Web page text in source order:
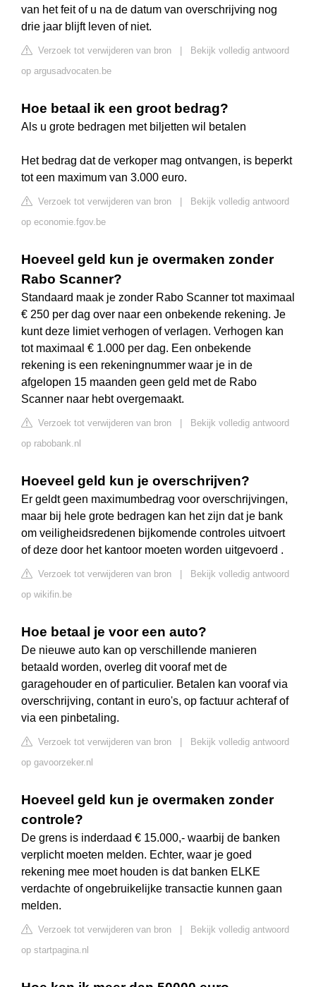
van het feit of u na de datum van overschrijving nog
drie jaar blijft leven of niet.
Verzoek tot verwijderen van bron
Bekijk volledig antwoord
op argusadvocaten.be
Hoe betaal ik een groot bedrag?
Als u grote bedragen met biljetten wil betalen
Het bedrag dat de verkoper mag ontvangen, is beperkt
tot een maximum van 3.000 euro.
Verzoek tot verwijderen van bron
Bekijk volledig antwoord
op economie.fgov.be
Hoeveel geld kun je overmaken zonder
Rabo Scanner?
Standaard maak je zonder Rabo Scanner tot maximaal
€ 250 per dag over naar een onbekende rekening. Je
kunt deze limiet verhogen of verlagen. Verhogen kan
tot maximaal € 1.000 per dag. Een onbekende
rekening is een rekeningnummer waar je in de
afgelopen 15 maanden geen geld met de Rabo
Scanner naar hebt overgemaakt.
Verzoek tot verwijderen van bron
Bekijk volledig antwoord
op rabobank.nl
Hoeveel geld kun je overschrijven?
Er geldt geen maximumbedrag voor overschrijvingen,
maar bij hele grote bedragen kan het zijn dat je bank
om veiligheidsredenen bijkomende controles uitvoert
of deze door het kantoor moeten worden uitgevoerd .
Verzoek tot verwijderen van bron
Bekijk volledig antwoord
op wikifin.be
Hoe betaal je voor een auto?
De nieuwe auto kan op verschillende manieren
betaald worden, overleg dit vooraf met de
garagehouder en of particulier. Betalen kan vooraf via
overschrijving, contant in euro's, op factuur achteraf of
via een pinbetaling.
Verzoek tot verwijderen van bron
Bekijk volledig antwoord
op gavoorzeker.nl
Hoeveel geld kun je overmaken zonder
controle?
De grens is inderdaad € 15.000,- waarbij de banken
verplicht moeten melden. Echter, waar je goed
rekening mee moet houden is dat banken ELKE
verdachte of ongebruikelijke transactie kunnen gaan
melden.
Verzoek tot verwijderen van bron
Bekijk volledig antwoord
op startpagina.nl